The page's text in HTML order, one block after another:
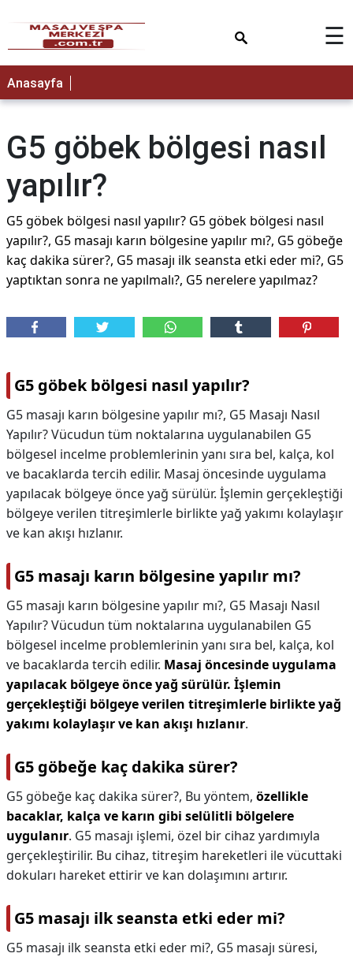
☰
Anasayfa
G5 göbek bölgesi nasıl
yapılır?
G5 göbek bölgesi nasıl yapılır? G5 göbek bölgesi nasıl
yapılır?, G5 masajı karın bölgesine yapılır mı?, G5 göbeğe
kaç dakika sürer?, G5 masajı ilk seansta etki eder mi?, G5
yaptıktan sonra ne yapılmalı?, G5 nerelere yapılmaz?
G5 göbek bölgesi nasıl yapılır?
G5 masajı karın bölgesine yapılır mı?, G5 Masajı Nasıl
Yapılır? Vücudun tüm noktalarına uygulanabilen G5
bölgesel incelme problemlerinin yanı sıra bel, kalça, kol
ve bacaklarda tercih edilir. Masaj öncesinde uygulama
yapılacak bölgeye önce yağ sürülür. İşlemin gerçekleştiği
bölgeye verilen titreşimlerle birlikte yağ yakımı kolaylaşır
ve kan akışı hızlanır.
G5 masajı karın bölgesine yapılır mı?
G5 masajı karın bölgesine yapılır mı?, G5 Masajı Nasıl
Yapılır? Vücudun tüm noktalarına uygulanabilen G5
bölgesel incelme problemlerinin yanı sıra bel, kalça, kol
ve bacaklarda tercih edilir. Masaj öncesinde uygulama
yapılacak bölgeye önce yağ sürülür. İşlemin
gerçekleştiği bölgeye verilen titreşimlerle birlikte yağ
yakımı kolaylaşır ve kan akışı hızlanır.
G5 göbeğe kaç dakika sürer?
G5 göbeğe kaç dakika sürer?, Bu yöntem, özellikle
bacaklar, kalça ve karın gibi selülitli bölgelere
uygulanır. G5 masajı işlemi, özel bir cihaz yardımıyla
gerçekleştirilir. Bu cihaz, titreşim hareketleri ile vücuttaki
dokuları hareket ettirir ve kan dolaşımını artırır.
G5 masajı ilk seansta etki eder mi?
G5 masajı ilk seansta etki eder mi?, G5 masajı süresi,